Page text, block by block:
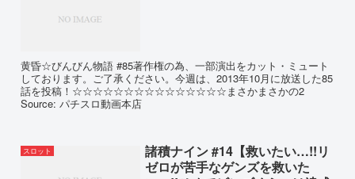
黄昏☆びんびん物語 #85著作権の為、一部演出をカット・ミュート
しております。ご了承ください。今週は、2013年10月に放送した85
話を投稿！☆☆☆☆☆☆☆☆☆☆☆☆☆☆☆まさかまさかの2
Source: パチスロ動画本店
スロット
諸積ナイン #14【救いたい…!!リ
ゼロが苦手なゲンズを救いた